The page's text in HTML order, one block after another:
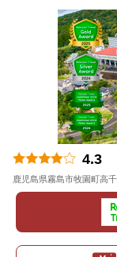
4.3
鹿児島県霧島市牧園町高